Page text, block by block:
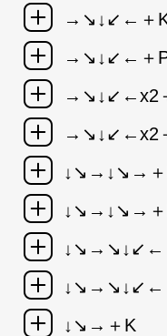
→↘↓↙←＋
→↘↓↙←＋
→↘↓↙←x2
→↘↓↙←x2
↓↘→↓↘→＋
↓↘→↓↘→
↓↘→↘↓↙←
↓↘→↘↓↙←
↓↘→＋K